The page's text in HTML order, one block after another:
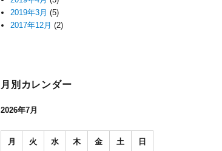
2019年3月 (5)
2017年12月 (2)
月別カレンダー
2026年7月
月 火 水 木 金 土 日